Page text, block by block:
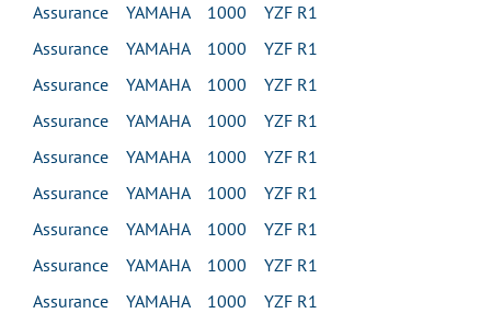
Assurance YAMAHA 1000 YZF R1
Assurance YAMAHA 1000 YZF R1
Assurance YAMAHA 1000 YZF R1
Assurance YAMAHA 1000 YZF R1
Assurance YAMAHA 1000 YZF R1
Assurance YAMAHA 1000 YZF R1
Assurance YAMAHA 1000 YZF R1
Assurance YAMAHA 1000 YZF R1
Assurance YAMAHA 1000 YZF R1